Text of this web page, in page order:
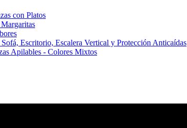
con Platos
Escritorio, Escalera Vertical y Protección Anticaídas
Apilables - Colores Mixtos